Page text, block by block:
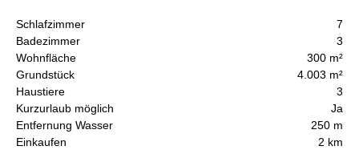
Schlafzimmer
7
Badezimmer
3
Wohnfläche
300 m²
Grundstück
4.003 m²
Haustiere
3
Kurzurlaub möglich
Ja
Entfernung Wasser
250 m
Einkaufen
2 km